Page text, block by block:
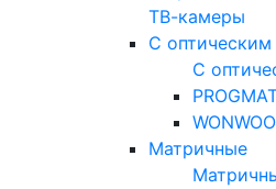
ТВ-камеры
С
С
WONWOO
Матричные